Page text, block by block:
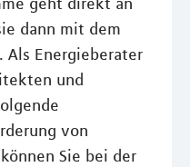
dann mit dem
Energieberater
und
von
Sie bei der